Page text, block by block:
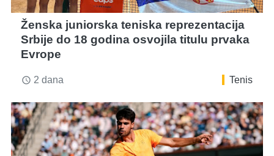
Ženska juniorska teniska reprezentacija
Srbije do 18 godina osvojila titulu prvaka
Evrope
access_time 2 dana Tenis